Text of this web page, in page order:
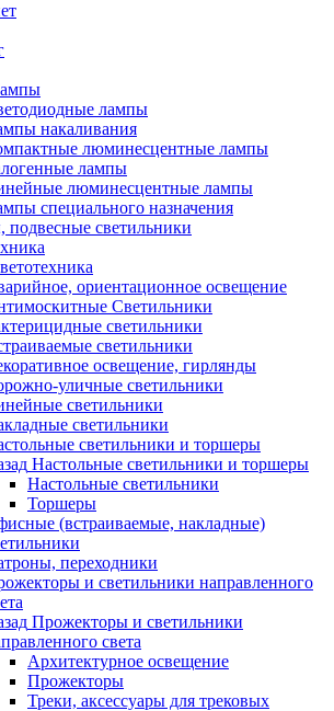
лампы
накаливания
люминесцентные лампы
лампы
люминесцентные лампы
специального назначения
светильники
ориентационное освещение
Светильники
светильники
светильники
освещение, гирлянды
уличные светильники
светильники
светильники
светильники и торшеры
Настольные светильники и торшеры
Настольные светильники
Торшеры
(встраиваемые, накладные)
переходники
и светильники направленного
Прожекторы и светильники
света
Архитектурное освещение
Прожекторы
Треки, аксессуары для трековых